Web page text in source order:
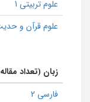
علوم تربیتی 1
علوم قرآن و
زبان (تعداد
فارسی 2